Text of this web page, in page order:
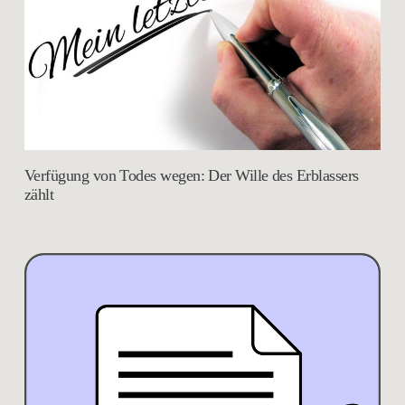
Verfügung von Todes wegen: Der Wille des Erblassers
zählt